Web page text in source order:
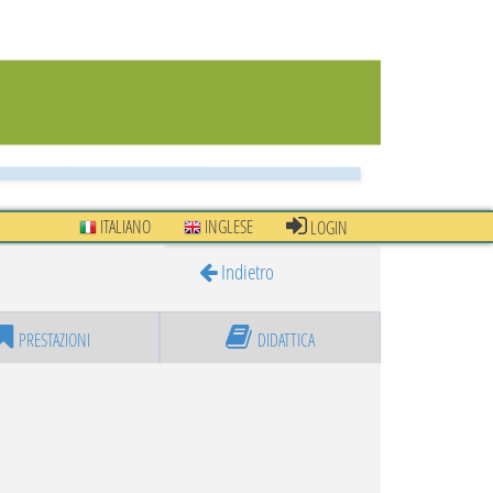
ITALIANO INGLESE
LOGIN
Indietro
PRESTAZIONI DIDATTICA